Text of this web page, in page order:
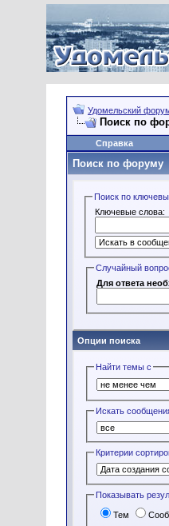
Удомельский
Поиск по
Справка
Поиск по форуму
Поиск по
Ключевые слова:
Случайный
Для ответа
Опции поиска
Найти темы с
Искать
Критерии
Показывать
Тем